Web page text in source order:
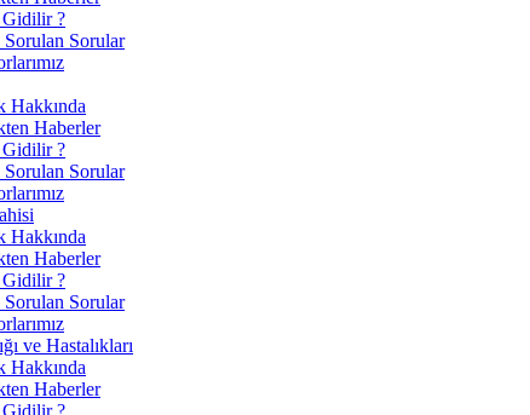
Gidilir ?
Sorulan Sorular
Hakkında
Haberler
Gidilir ?
Sorulan Sorular
Hakkında
Haberler
Gidilir ?
Sorulan Sorular
ve Hastalıkları
Hakkında
Haberler
Gidilir ?